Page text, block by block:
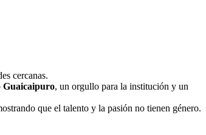
cercanas.
Guaicaipuro, un orgullo para la institución y un
que el talento y la pasión no tienen género.